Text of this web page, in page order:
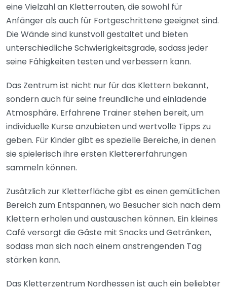
eine Vielzahl an Kletterrouten, die sowohl für
Anfänger als auch für Fortgeschrittene geeignet sind.
Die Wände sind kunstvoll gestaltet und bieten
unterschiedliche Schwierigkeitsgrade, sodass jeder
seine Fähigkeiten testen und verbessern kann.
Das Zentrum ist nicht nur für das Klettern bekannt,
sondern auch für seine freundliche und einladende
Atmosphäre. Erfahrene Trainer stehen bereit, um
individuelle Kurse anzubieten und wertvolle Tipps zu
geben. Für Kinder gibt es spezielle Bereiche, in denen
sie spielerisch ihre ersten Klettererfahrungen
sammeln können.
Zusätzlich zur Kletterfläche gibt es einen gemütlichen
Bereich zum Entspannen, wo Besucher sich nach dem
Klettern erholen und austauschen können. Ein kleines
Café versorgt die Gäste mit Snacks und Getränken,
sodass man sich nach einem anstrengenden Tag
stärken kann.
Das Kletterzentrum Nordhessen ist auch ein beliebter